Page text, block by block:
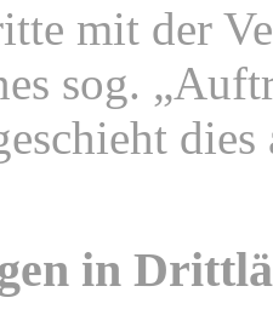
mit der
sog.
in